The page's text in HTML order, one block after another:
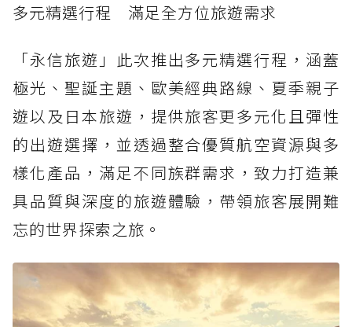
多元精選行程 滿足全方位旅遊需求
「永信旅遊」此次推出多元精選行程，涵蓋
極光、聖誕主題、歐美經典路線、夏季親子
遊以及日本旅遊，提供旅客更多元化且彈性
的出遊選擇，並透過整合優質航空資源與多
樣化產品，滿足不同族群需求，致力打造兼
具品質與深度的旅遊體驗，帶領旅客展開難
忘的世界探索之旅。